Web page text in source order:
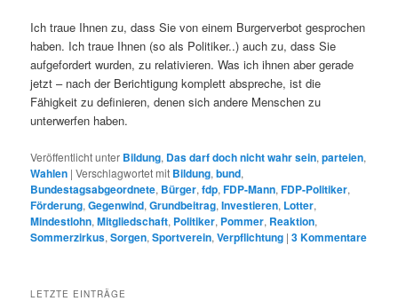
Ich traue Ihnen zu, dass Sie von einem Burgerverbot gesprochen
haben. Ich traue Ihnen (so als Politiker..) auch zu, dass Sie
aufgefordert wurden, zu relativieren. Was ich ihnen aber gerade
jetzt – nach der Berichtigung komplett abspreche, ist die
Fähigkeit zu definieren, denen sich andere Menschen zu
unterwerfen haben.
Veröffentlicht unter Bildung, Das darf doch nicht wahr sein,parteien,
Wahlen |Verschlagwortet mit Bildung,bund,
Bundestagsabgeordnete, Bürger,fdp,FDP-Mann,FDP-Politiker,
Förderung,Gegenwind,Grundbeitrag,Investieren, Lotter,
Mindestlohn,Mitgliedschaft, Politiker, Pommer, Reaktion,
Sommerzirkus,Sorgen,Sportverein,Verpflichtung |3Kommentare
LETZTE EINTRÄGE